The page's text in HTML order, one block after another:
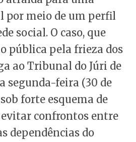
por meio de um perfil
social. O caso, que
pública pela frieza dos
ao Tribunal do Júri de
segunda-feira (30 de
forte esquema de
confrontos entre
dependências do